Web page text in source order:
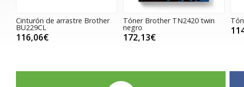
Cinturón de arrastre Brother
BU229CL
116,06€
Tóner Brother TN2420 twin
negro
172,13€